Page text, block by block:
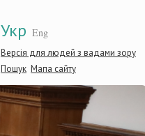
Укр Eng
Версія для людей з вадами зору
Пошук Мапа сайту